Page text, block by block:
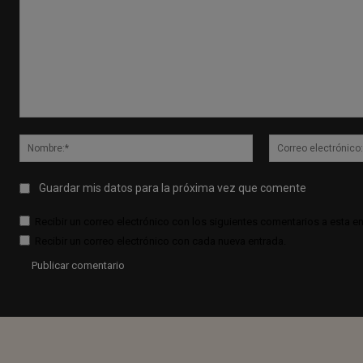
Nombre:*
Guardar mis datos para la próxima vez que comente